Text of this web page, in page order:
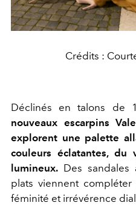
Crédits :
Déclinés en talons de
nouveaux escarpins
explorent une palette
couleurs éclatantes,
lumineux. Des
plats viennent
féminité et irrévérence